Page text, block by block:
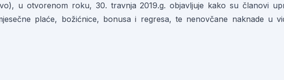
u otvorenom roku, 30. travnja 2019.g. objavljuje kako su članovi
plaće, božićnice, bonusa i regresa, te nenovčane naknade u